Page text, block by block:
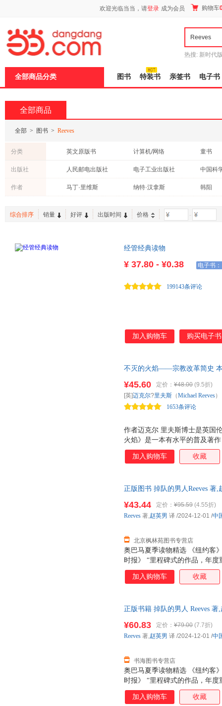
欢迎光临当当，请登录 成为会员 购物车
热搜: 新时代
全部商品分类 图书 特装书 亲签书 电子书
全部商品
全部 > 图书 > Reeves
分类 英文原版书 计算机/网络
童书
医学
文学
历史
出版社 人民邮电出版社
电子工业出版社
中信出版社
人民卫
浙江教育出版社
作者 马丁·里维斯 纳特·汉拿斯
韩阳
综合排序
销量 好评 出版时间 价格 -
经管经典读物
¥ 37.80 - ¥0.38 电子书：
199143条评论
加入购物车 购买电子书
不灭的火焰——宗教改革简史
作者迈克尔 里夫斯博士是英国
火焰》是一本有水平的普及著
者可以从中获得许多真知灼见
的马丁 路德、瑞士的胡尔德里
¥45.60 定价： ¥48.00 (9.5折)
1653条评论
[英]迈克尔?里夫斯 （Michael Reeves）
加入购物车 收藏
正版图书 掉队的男人Reeves 著
片仅供参考，以实物为准。（
奥巴马夏季读物精选 《纽约客
时报》 “里程碑式的作品，年
们遇到的难题，也是我们共同
¥43.44 定价： ¥95.59 (4.55折)
北京枫林苑图书专营店
Reeves 著,赵英男 译 /2024-12-01 /中
加入购物车 收藏
正版书籍 掉队的男人 Reeves
奥巴马夏季读物精选 《纽约客
时报》 “里程碑式的作品，年
们遇到的难题，也是我们共同
¥60.83 定价： ¥79.00 (7.7折)
书海图书专营店
Reeves 著,赵英男 译 /2024-12-01 /中
加入购物车 收藏
页
加